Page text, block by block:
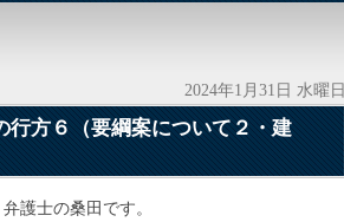
2024年1月31日 水曜日
行方６（要綱案について２・建
護士の桑田です。